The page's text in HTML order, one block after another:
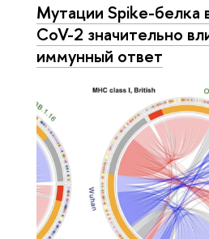
Мутации Spike-белка
CoV-2 значительно
иммунный ответ